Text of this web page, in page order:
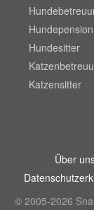
Hundepension
Hundesitter
Katzensitter
Über
© 2005-2026